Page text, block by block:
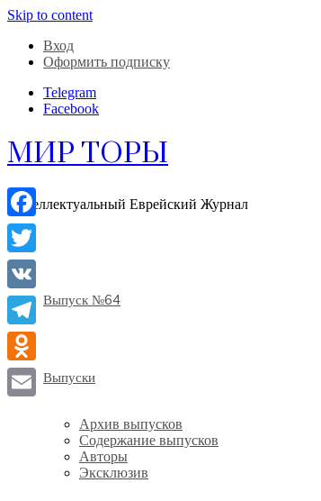
Skip to content
Вход
Оформить подписку
Telegram
Facebook
МИР ТОРЫ
Интеллектуальный Еврейский Журнал
Выпуск №64
Выпуски
Архив выпусков
Содержание выпусков
Авторы
Эксклюзив
Facebook
Twitter
VK
Telegram
Odnoklassniki